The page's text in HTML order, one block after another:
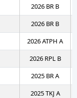
2026 BR B
2026 BR B
2026 ATPH A
2026 RPL B
2025 BR A
2025 TKJ A